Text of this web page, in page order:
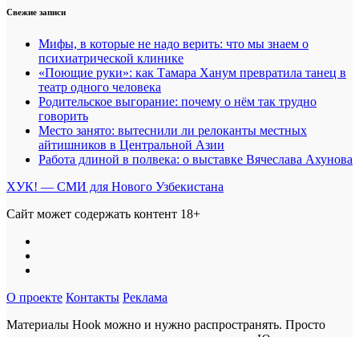
Свежие записи
Мифы, в которые не надо верить: что мы знаем о
психиатрической клинике
«Поющие руки»: как Тамара Ханум превратила танец в
театр одного человека
Родительское выгорание: почему о нём так трудно
говорить
Место занято: вытеснили ли релоканты местных
айтишников в Центральной Азии
Работа длиной в полвека: о выставке Вячеслава Ахунова
ХУК! — СМИ для Нового Узбекистана
Сайт может содержать контент 18+
О проекте Контакты Реклама
Материалы Hook можно и нужно распространять. Просто